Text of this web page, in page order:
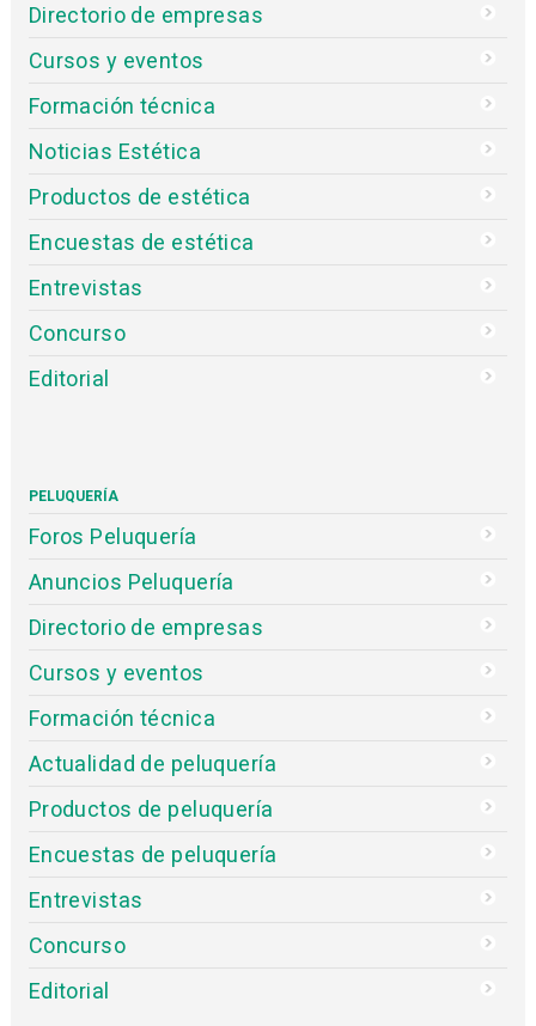
Directorio de empresas
Cursos y eventos
Formación técnica
Noticias Estética
Productos de estética
Encuestas de estética
Entrevistas
Concurso
Editorial
PELUQUERÍA
Foros Peluquería
Anuncios Peluquería
Directorio de empresas
Cursos y eventos
Formación técnica
Actualidad de peluquería
Productos de peluquería
Encuestas de peluquería
Entrevistas
Concurso
Editorial